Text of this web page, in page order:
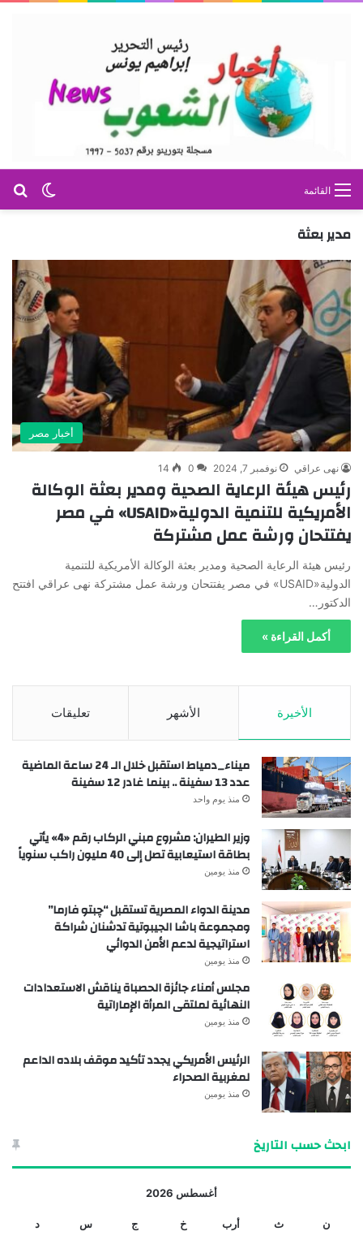
الوضع القائمة
مدير بعثة
أخبار مصر
نهى عراقي نوفمبر 7, 2024 0
14
رئيس هيئة الرعاية الصحية ومدير بعثة الوكالة
الأمريكية للتنمية الدولية«USAID» في مصر
يفتتحان ورشة عمل مشتركة
رئيس هيئة الرعاية الصحية ومدير بعثة الوكالة الأمريكية للتنمية
الدولية«USAID» في مصر يفتتحان ورشة عمل مشتركة نهى عراقي افتتح
الدكتور…
أكمل القراءة »
الأخيرة الأشهر تعليقات
ميناء_دمياط استقبل خلال الـ 24 ساعة الماضية
عدد 13 سفينة .. بينما غادر 12 سفينة
منذ يوم واحد
وزير الطيران: مشروع مبني الركاب رقم «4» يأتي
بطاقة استيعابية تصل إلى 40 مليون راكب سنوياً
منذ يومين
مدينة الدواء المصرية تستقبل “چبتو فارما”
ومجموعة باشا الجيبوتية تدشنان شراكة
استراتيجية لدعم الأمن الدوائي
منذ يومين
مجلس أمناء جائزة الحصباة يناقش الاستعدادات
النهائية لملتقى المرأة الإماراتية
منذ يومين
الرئيس الأمريكي يجدد تأكيد موقف بلاده الداعم
لمغربية الصحراء
منذ يومين
ابحث حسب التاريخ
أغسطس 2026
ن ث أرب خ ج س د